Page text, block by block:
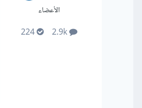
الأعضاء
2.9k
224